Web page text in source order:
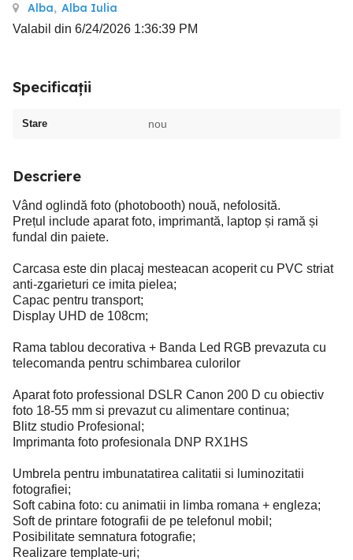
Alba, Alba Iulia
Valabil din 6/24/2026 1:36:39 PM
Specificații
Stare nou
Descriere
Vând oglindă foto (photobooth) nouă, nefolosită.
Prețul include aparat foto, imprimantă, laptop și ramă și
fundal din paiete.
Carcasa este din placaj mesteacan acoperit cu PVC striat
anti-zgarieturi ce imita pielea;
Capac pentru transport;
Display UHD de 108cm;
Rama tablou decorativa + Banda Led RGB prevazuta cu
telecomanda pentru schimbarea culorilor
Aparat foto professional DSLR Canon 200 D cu obiectiv
foto 18-55 mm si prevazut cu alimentare continua;
Blitz studio Profesional;
Imprimanta foto profesionala DNP RX1HS
Umbrela pentru imbunatatirea calitatii si luminozitatii
fotografiei;
Soft cabina foto: cu animatii in limba romana + engleza;
Soft de printare fotografii de pe telefonul mobil;
Posibilitate semnatura fotografie;
Realizare template-uri;